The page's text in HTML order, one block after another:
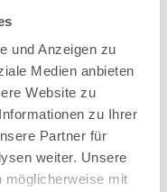
und Anzeigen zu
Medien anbieten
Website zu
zu Ihrer
Partner für
weiter. Unsere
möglicherweise mit
6,00 x 3,20 x 1,50
PLUS-Set